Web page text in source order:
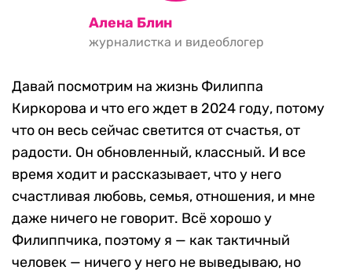
Алена Блин
журналистка и видеоблогер
Давай посмотрим на жизнь Филиппа
Киркорова и что его ждет в 2024 году, потому
что он весь сейчас светится от счастья, от
радости. Он обновленный, классный. И все
время ходит и рассказывает, что у него
счастливая любовь, семья, отношения, и мне
даже ничего не говорит. Всё хорошо у
Филиппчика, поэтому я — как тактичный
человек — ничего у него не выведываю, но